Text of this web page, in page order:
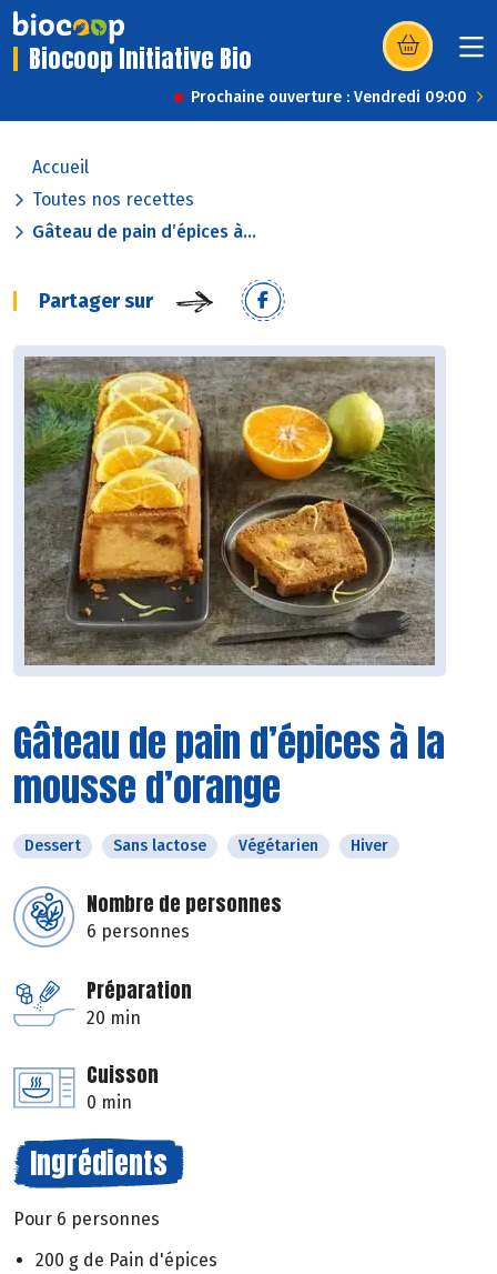
Biocoop Initiative Bio (s’ouvre dans
Prochaine ouverture : Vendredi 09:00
Accueil
Toutes nos recettes
Gâteau de pain d’épices à...
Partager sur
Gâteau de pain d’épices à la
mousse d’orange
Dessert Sans lactose Végétarien Hiver
Nombre de personnes
6 personnes
Préparation
20 min
Cuisson
0 min
Ingrédients
Pour 6 personnes
200 g de Pain d'épices